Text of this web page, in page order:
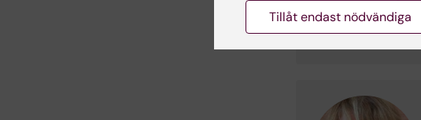
Tillåt endast nödvändiga